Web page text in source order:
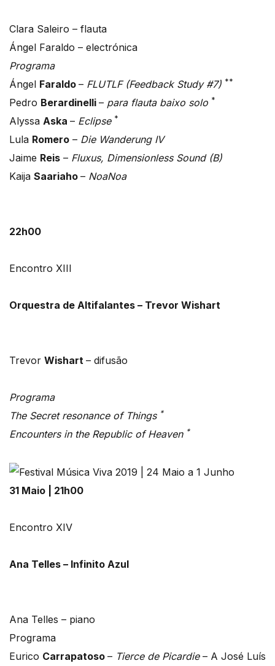
Clara Saleiro – flauta
Ángel Faraldo – electrónica
Programa
Ángel Faraldo – FLUTLF (Feedback Study #7) **
Pedro Berardinelli – para flauta baixo solo *
Alyssa Aska – Eclipse *
Lula Romero – Die Wanderung IV
Jaime Reis – Fluxus, Dimensionless Sound (B)
Kaija Saariaho – NoaNoa
22h00
Encontro XIII
Orquestra de Altifalantes – Trevor Wishart
Trevor Wishart – difusão
Programa
The Secret resonance of Things *
Encounters inthe Republic of Heaven *
31 Maio | 21h00
Encontro XIV
Ana Telles – Infinito Azul
Ana Telles – piano
Programa
Eurico Carrapatoso – Tierce de Picardie – A José Luís